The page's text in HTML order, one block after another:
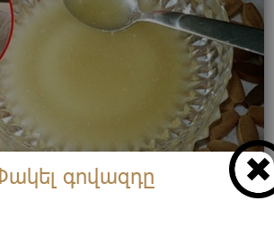
են մեղրն ու խնձորի քացախը
գովազդը